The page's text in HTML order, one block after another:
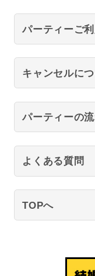
パーティーご
キャンセルに
パーティーの
よくある質問
TOPへ